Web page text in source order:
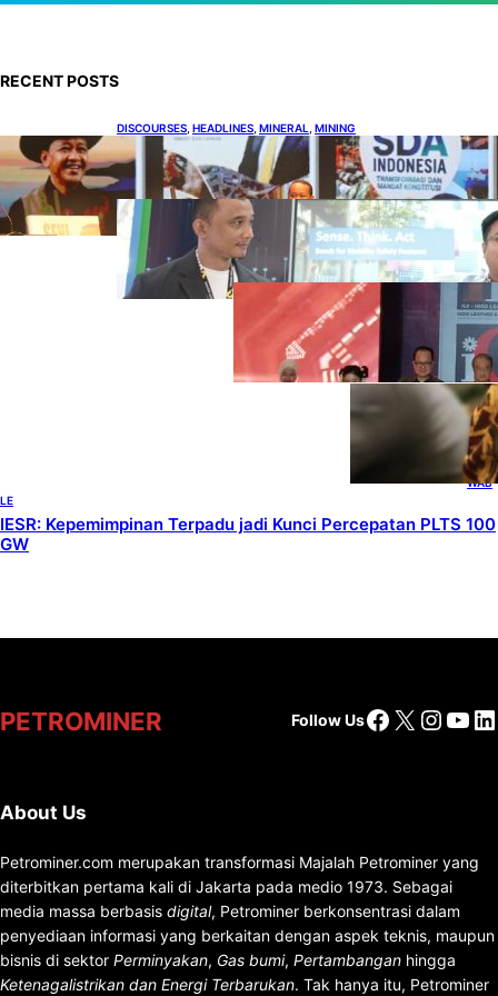
RECENT POSTS
DISCOURSES HEADLINES MINERAL MINING
Bahlil Luncurkan 10 Buku Rekam Jejak
Kepemimpinan dan Kebijakan
HEADLINES, TECHNOLOGY
Teknologi Keselamatan, Penentu
Baru Persaingan Industri
Otomotif
DOWNSTREAM
HEADLINES
Terbuka, Peluang
Usaha bagi IKM
Alas Kaki Lokal
ENER
GY ,
HEAD
LINES
,
RENE
WAB
LE
IESR: Kepemimpinan Terpadu jadi Kunci Percepatan PLTS 100
GW
PETROMINER Follow UsFacebook
X
About Us
Petrominer.com merupakan transformasi Majalah Petrominer yang
diterbitkan pertama kali di Jakarta pada medio 1973. Sebagai
media massa berbasis digital, Petrominer berkonsentrasi dalam
penyediaan informasi yang berkaitan dengan aspek teknis, maupun
bisnis di sektor Perminyakan, Gas bumi, Pertambangan hingga
Ketenagalistrikan dan Energi Terbarukan. Tak hanya itu, Petrominer